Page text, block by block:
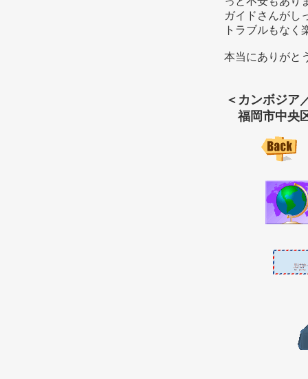
ガイドさんが
トラブルもなく
本当にありがと
＜カンボジア
福岡市中央